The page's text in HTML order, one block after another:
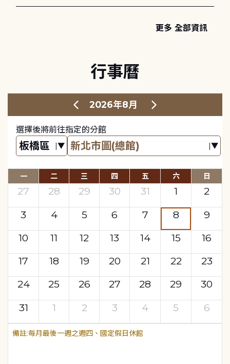
更多 全部資訊
行事曆
2026年8月
選擇後將前往指定的分館
一 二 三 四 五 六 日
27 28 29 30 31 1
2
3
4 5 6 7 8
9
10
11 12 13 14 15
16
17
18 19 20 21 22
23
24
25 26 27 28 29
30
31
1 2 3 4 5 6
每月最後一週之週四、國定假日休館